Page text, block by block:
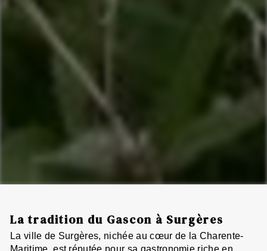
La tradition du Gascon à Surgères
La ville de Surgères, nichée au cœur de la Charente-
Maritime, est réputée pour sa gastronomie riche en